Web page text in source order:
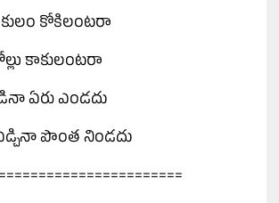
కులం కోకిలంటరా
కాకులంటరా
ఎండదు
పొంత నిండదు